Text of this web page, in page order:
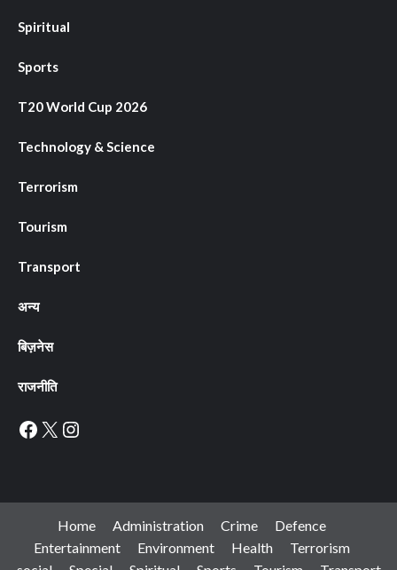
Spiritual
Sports
T20 World Cup 2026
Technology & Science
Terrorism
Tourism
Transport
अन्य
बिज़नेस
राजनीति
Facebook
X Instagram
Home Administration Crime
Defence
Entertainment
Environment Health
Terrorism